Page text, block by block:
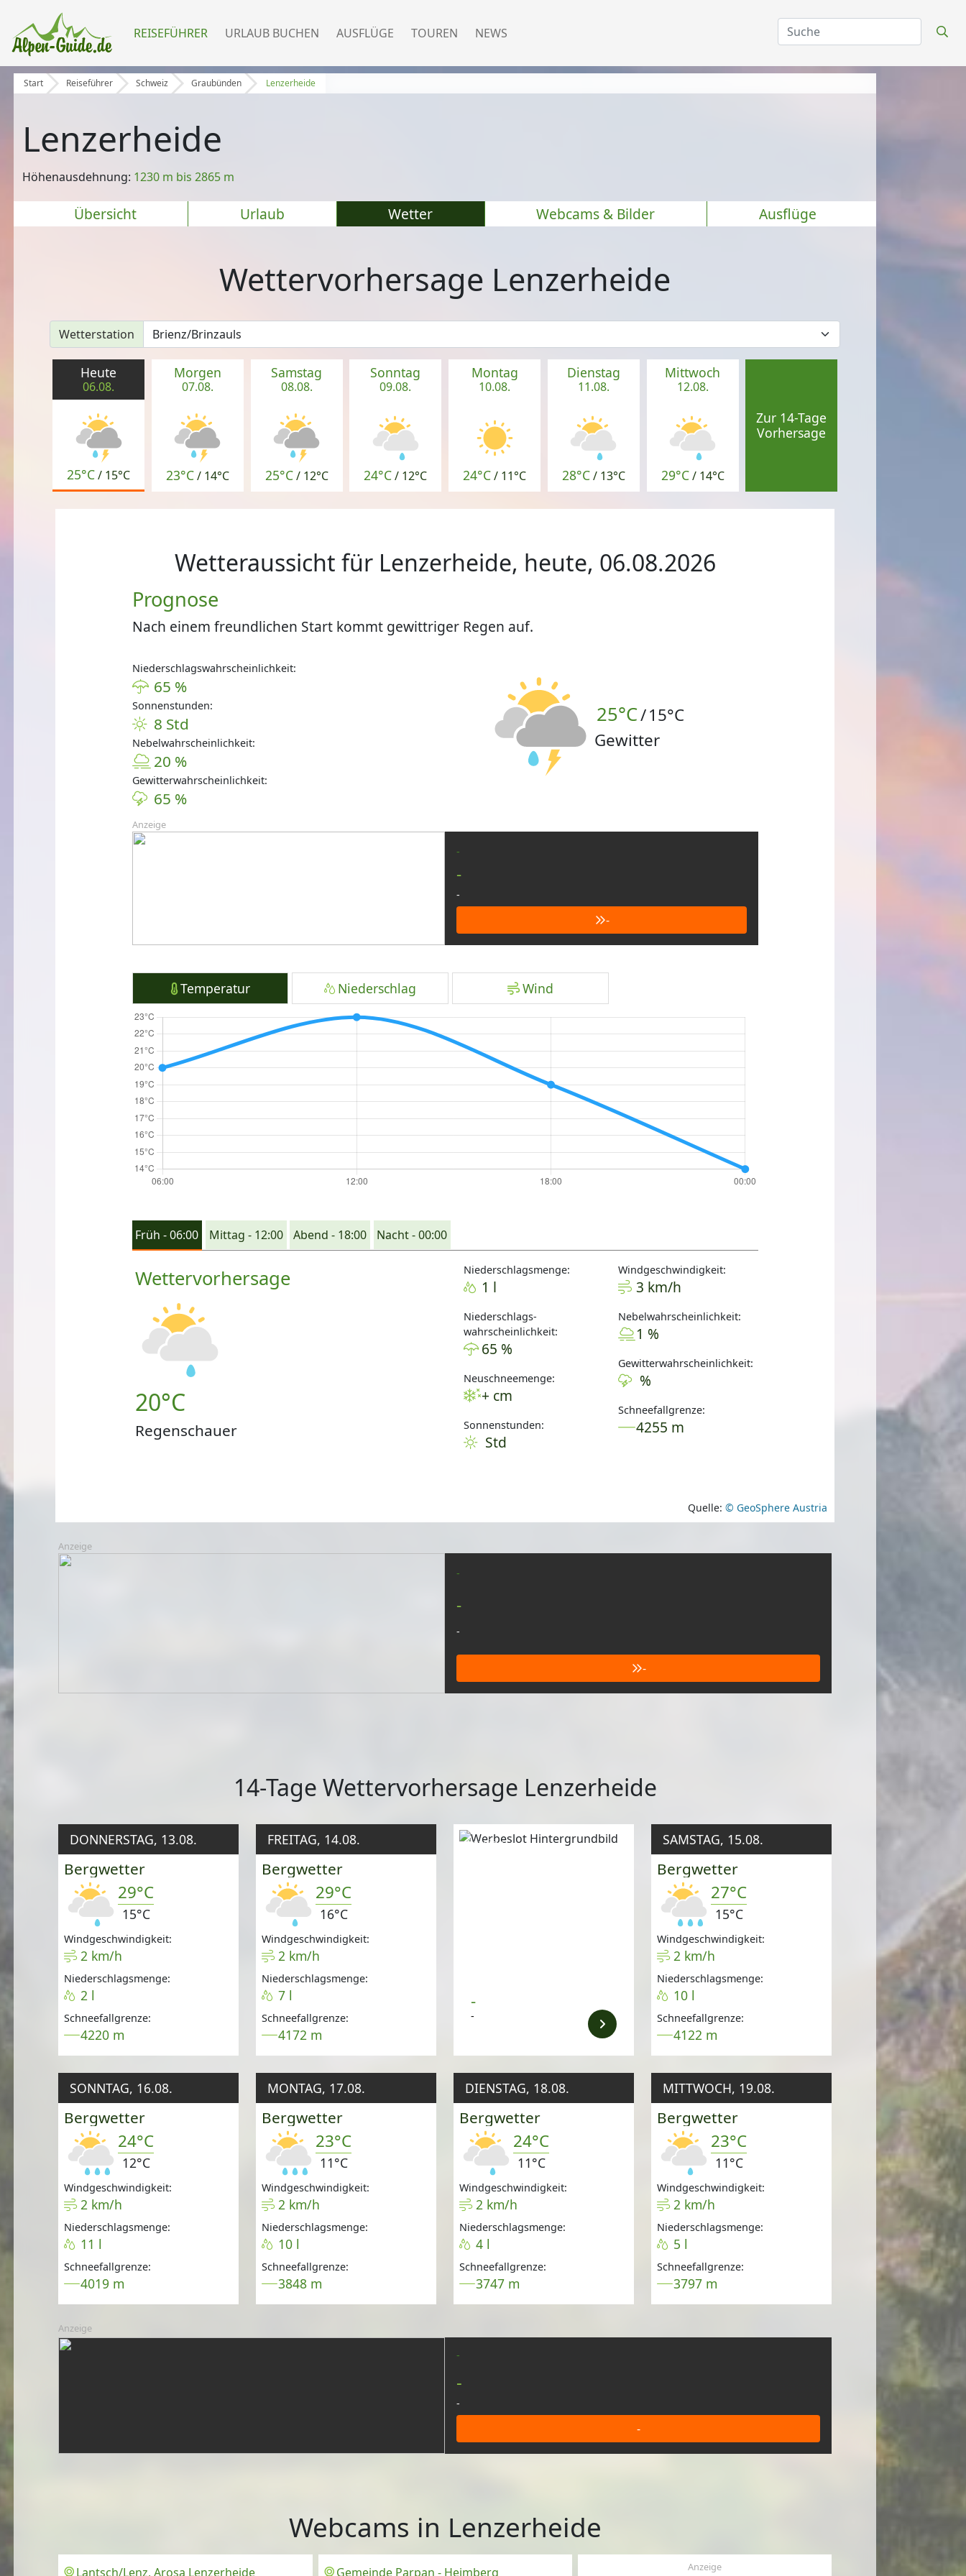
REISEFÜHRER URLAUB BUCHEN AUSFLÜGE TOUREN NEWS
Start Reiseführer Schweiz Graubünden Lenzerheide
Lenzerheide
Höhenausdehnung: 1230 m bis 2865 m
Übersicht Urlaub Wetter Webcams & Bilder Ausflüge
Wettervorhersage Lenzerheide
Wetterstation
Heute
06.08.
25°C/ 15°C
Morgen
07.08.
23°C/ 14°C
Samstag
08.08.
25°C/ 12°C
Sonntag
09.08.
24°C/ 12°C
Montag
10.08.
24°C/ 11°C
Dienstag
11.08.
28°C/ 13°C
Mittwoch
12.08.
29°C/ 14°C
Zur 14-Tage
Vorhersage
Wetteraussicht für Lenzerheide, heute, 06.08.2026
Prognose
Nach einem freundlichen Start kommt gewittriger Regen auf.
Niederschlagswahrscheinlichkeit:
65 %
Sonnenstunden:
8 Std
Nebelwahrscheinlichkeit:
20 %
Gewitterwahrscheinlichkeit:
65 %
25°C/15°C
Gewitter
Anzeige
-
-
-
-
Temperatur Niederschlag Wind
Früh - 06:00 Mittag - 12:00 Abend - 18:00 Nacht - 00:00
Wettervorhersage
20°C
Regenschauer
Niederschlagsmenge:
1 l
Niederschlags-
wahrscheinlichkeit:
65 %
Neuschneemenge:
+ cm
Sonnenstunden:
Std
Windgeschwindigkeit:
3 km/h
Nebelwahrscheinlichkeit:
1 %
Gewitterwahrscheinlichkeit:
%
Schneefallgrenze:
4255 m
Quelle: © GeoSphere Austria
Anzeige
-
-
-
-
14-Tage Wettervorhersage Lenzerheide
DONNERSTAG, 13.08.
Bergwetter
29°C
15°C
Windgeschwindigkeit:
2 km/h
Niederschlagsmenge:
2 l
Schneefallgrenze:
4220 m
FREITAG, 14.08.
Bergwetter
29°C
16°C
Windgeschwindigkeit:
2 km/h
Niederschlagsmenge:
7 l
Schneefallgrenze:
4172 m
Anzeige
-
-
SAMSTAG, 15.08.
Bergwetter
27°C
15°C
Windgeschwindigkeit:
2 km/h
Niederschlagsmenge:
10 l
Schneefallgrenze:
4122 m
SONNTAG, 16.08.
Bergwetter
24°C
12°C
Windgeschwindigkeit:
2 km/h
Niederschlagsmenge:
11 l
Schneefallgrenze:
4019 m
MONTAG, 17.08.
Bergwetter
23°C
11°C
Windgeschwindigkeit:
2 km/h
Niederschlagsmenge:
10 l
Schneefallgrenze:
3848 m
DIENSTAG, 18.08.
Bergwetter
24°C
11°C
Windgeschwindigkeit:
2 km/h
Niederschlagsmenge:
4 l
Schneefallgrenze:
3747 m
MITTWOCH, 19.08.
Bergwetter
23°C
11°C
Windgeschwindigkeit:
2 km/h
Niederschlagsmenge:
5 l
Schneefallgrenze:
3797 m
Anzeige
-
-
-
-
Webcams in Lenzerheide
Lantsch/Lenz, Arosa Lenzerheide Gemeinde Parpan - Heimberg Anzeige